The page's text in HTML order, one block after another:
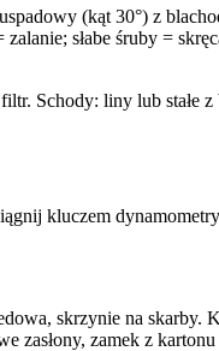
(kąt 30°) z
słabe śruby =
Schody: liny lub stałe
kluczem
skrzynie na
zasłony, zamek z